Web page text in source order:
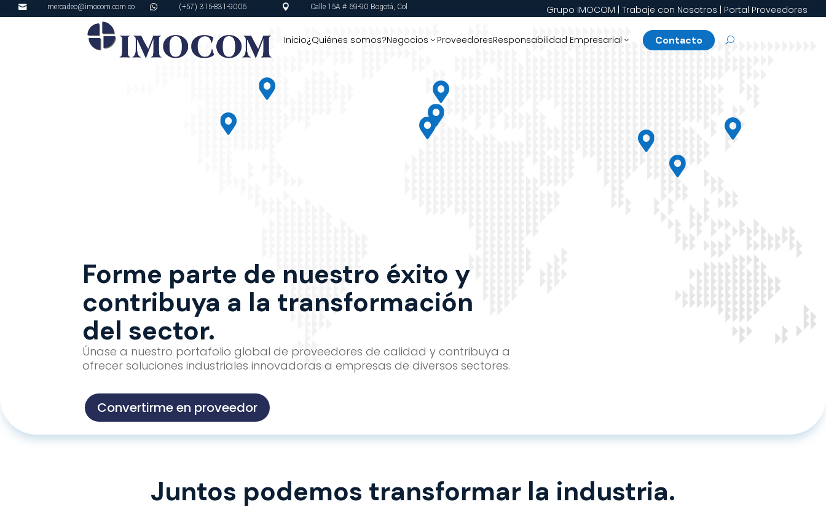
 mercadeo@imocom.com.co  (+57) 315-831-9005  Calle 15A # 69-90 Bogotá, Col Grupo IMOCOM Trabaje con Nosotros Portal Proveedores
Inicio¿Quiénes somos?Negocios 3 ProveedoresResponsabilidad Empresarial 3 Contacto U








Forme parte de nuestro éxito y
contribuya a la transformación
del sector.
Únase a nuestro portafolio global de proveedores de calidad y contribuya a
ofrecer soluciones industriales innovadoras a empresas de diversos sectores.
Convertirme en proveedor
Juntos podemos transformar la industria.